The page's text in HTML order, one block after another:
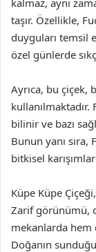
taşır. Özellikle,
duyguları temsil
özel günlerde
Ayrıca, bu çiçek,
bilinir ve bazı
Bunun yanı sıra,
bitkisel
Küpe Küpe
Zarif görünümü,
mekanlarda
Doğanın